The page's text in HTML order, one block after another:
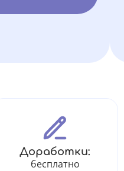
Доработки:
бесплатно